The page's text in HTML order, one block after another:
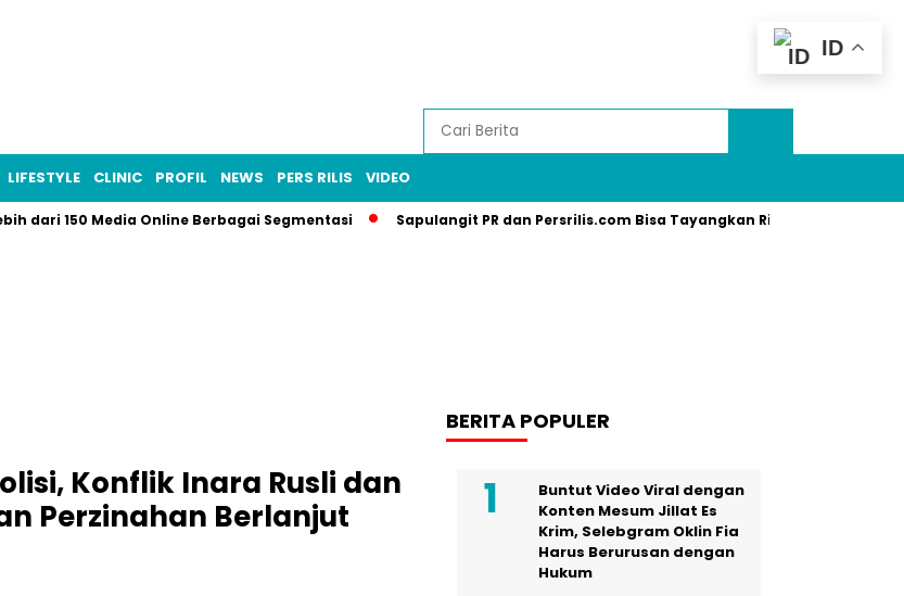
LIFESTYLE CLINIC PROFIL NEWS PERS RILIS VIDEO
dari 150 Media Online Berbagai Segmentasi Sapulangit PR dan Persrilis.com Bisa Tayangkan Ribuan Press
Konflik Inara Rusli dan
Perzinahan Berlanjut
BERITA POPULER
Buntut Video Viral dengan
Konten Mesum Jillat Es
Krim, Selebgram Oklin Fia
Harus Berurusan dengan
Hukum
ID